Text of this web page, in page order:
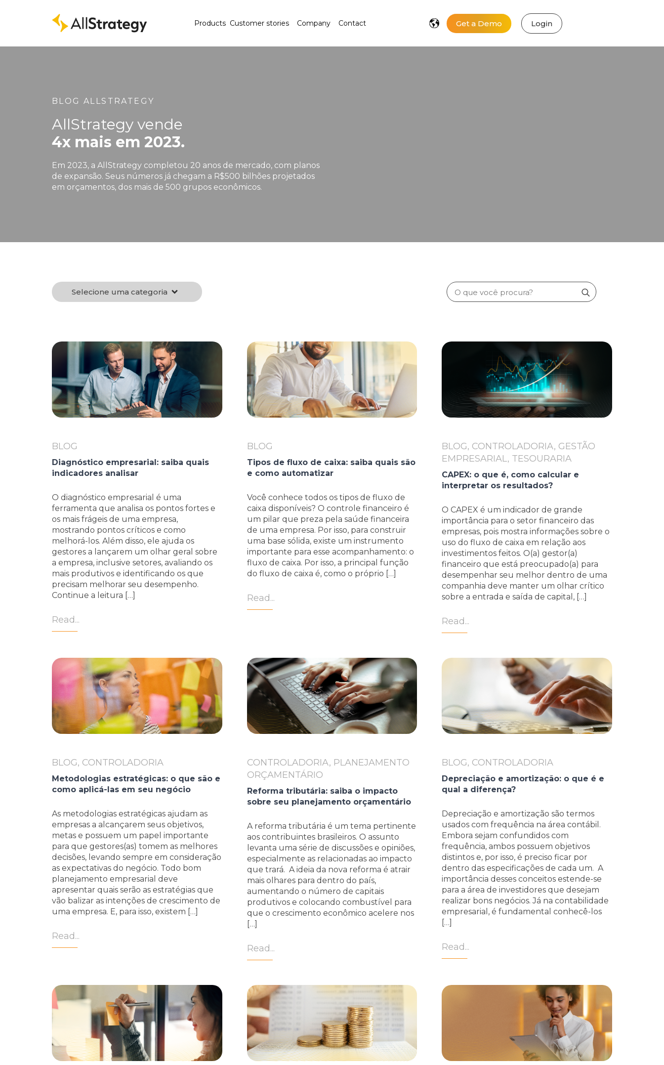
Products Customer stories Company Contact Get a Demo Login
BLOG ALLSTRATEGY
AllStrategy vende
4x mais em 2023.
Em 2023, a AllStrategy completou 20 anos de mercado, com planos
de expansão. Seus números já chegam a R$500 bilhões projetados
em orçamentos, dos mais de 500 grupos econômicos.
Selecione uma categoria
Search
for:
BLOG
Diagnóstico empresarial: saiba quais
indicadores analisar
O diagnóstico empresarial é uma
ferramenta que analisa os pontos fortes e
os mais frágeis de uma empresa,
mostrando pontos críticos e como
melhorá-los. Além disso, ele ajuda os
gestores a lançarem um olhar geral sobre
a empresa, inclusive setores, avaliando os
mais produtivos e identificando os que
precisam melhorar seu desempenho.
Continue a leitura […]
Read...
BLOG
Tipos de fluxo de caixa: saiba quais são
e como automatizar
Você conhece todos os tipos de fluxo de
caixa disponíveis? O controle financeiro é
um pilar que preza pela saúde financeira
de uma empresa. Por isso, para construir
uma base sólida, existe um instrumento
importante para esse acompanhamento: o
fluxo de caixa. Por isso, a principal função
do fluxo de caixa é, como o próprio […]
Read...
BLOG, CONTROLADORIA, GESTÃO
EMPRESARIAL, TESOURARIA
CAPEX: o que é, como calcular e
interpretar os resultados?
O CAPEX é um indicador de grande
importância para o setor financeiro das
empresas, pois mostra informações sobre o
uso do fluxo de caixa em relação aos
investimentos feitos. O(a) gestor(a)
financeiro que está preocupado(a) para
desempenhar seu melhor dentro de uma
companhia deve manter um olhar crítico
sobre a entrada e saída de capital, […]
Read...
BLOG, CONTROLADORIA
Metodologias estratégicas: o que são e
como aplicá-las em seu negócio
As metodologias estratégicas ajudam as
empresas a alcançarem seus objetivos,
metas e possuem um papel importante
para que gestores(as) tomem as melhores
decisões, levando sempre em consideração
as expectativas do negócio. Todo bom
planejamento empresarial deve
apresentar quais serão as estratégias que
vão balizar as intenções de crescimento de
uma empresa. E, para isso, existem […]
Read...
CONTROLADORIA, PLANEJAMENTO
ORÇAMENTÁRIO
Reforma tributária: saiba o impacto
sobre seu planejamento orçamentário
A reforma tributária é um tema pertinente
aos contribuintes brasileiros. O assunto
levanta uma série de discussões e opiniões,
especialmente as relacionadas ao impacto
que trará. A ideia da nova reforma é atrair
mais olhares para dentro do país,
aumentando o número de capitais
produtivos e colocando combustível para
que o crescimento econômico acelere nos
[…]
Read...
BLOG, CONTROLADORIA
Depreciação e amortização: o que é e
qual a diferença?
Depreciação e amortização são termos
usados com frequência na área contábil.
Embora sejam confundidos com
frequência, ambos possuem objetivos
distintos e, por isso, é preciso ficar por
dentro das especificações de cada um. A
importância desses conceitos estende-se
para a área de investidores que desejam
realizar bons negócios. Já na contabilidade
empresarial, é fundamental conhecê-los
[…]
Read...